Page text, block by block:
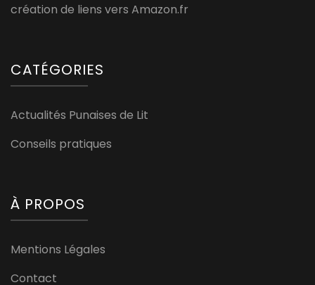
création de liens vers Amazon.fr
CATÉGORIES
Actualités Punaises de Lit
Conseils pratiques
À PROPOS
Mentions Légales
Contact